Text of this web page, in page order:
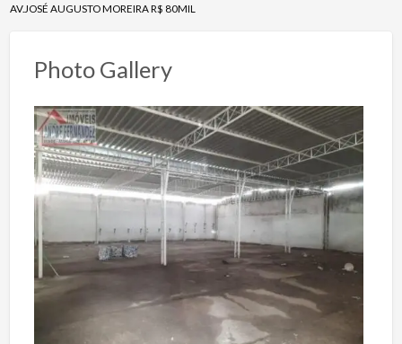
AV.JOSÉ AUGUSTO MOREIRA R$ 80MIL
Photo Gallery